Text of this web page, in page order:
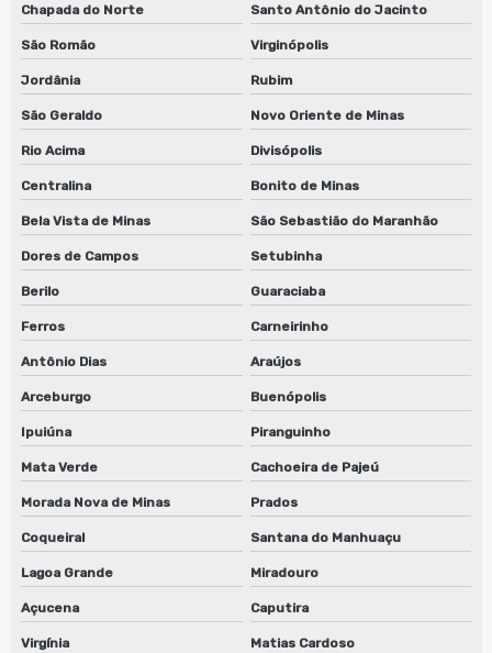
Chapada do Norte Santo Antônio do Jacinto
São Romão Virginópolis
Jordânia Rubim
São Geraldo Novo Oriente de Minas
Rio Acima Divisópolis
Centralina Bonito de Minas
Bela Vista de Minas São Sebastião do Maranhão
Dores de Campos Setubinha
Berilo Guaraciaba
Ferros Carneirinho
Antônio Dias Araújos
Arceburgo Buenópolis
Ipuiúna Piranguinho
Mata Verde Cachoeira de Pajeú
Morada Nova de Minas Prados
Coqueiral Santana do Manhuaçu
Lagoa Grande Miradouro
Açucena Caputira
Virgínia Matias Cardoso